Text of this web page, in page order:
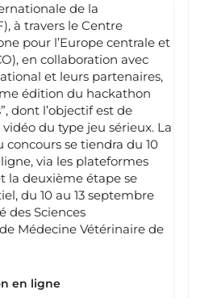
de la
à travers le Centre
pour l’Europe centrale et
en collaboration avec
et leurs partenaires,
édition du hackathon
dont l’objectif est de
du type jeu sérieux. La
se tiendra du 10
via les plateformes
la deuxième étape se
du 10 au 13 septembre
des Sciences
Médecine Vétérinaire de
en ligne